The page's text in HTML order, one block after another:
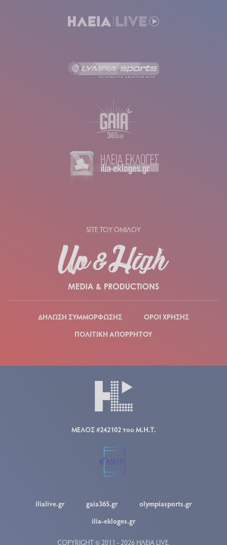
SITE ΤΟΥ ΟΜΙΛΟΥ
ΔΗΛΩΣΗ ΣΥΜΜΟΡΦΩΣΗΣ
ΟΡΟΙ ΧΡΗΣΗΣ
ΠΟΛΙΤΙΚΗ ΑΠΟΡΡΗΤΟΥ
ΜΕΛΟΣ #242102 του Μ.Η.Τ.
ilialive.gr gaia365.gr
olympiasports.gr
ilia-ekloges.gr
COPYRIGHT © 2011 - 2026 ΗΛΕΙΑ LIVE.